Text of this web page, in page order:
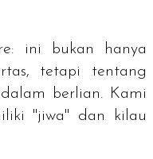
ini bukan hanya
tetapi tentang
berlian. Kami
"jiwa" dan kilau